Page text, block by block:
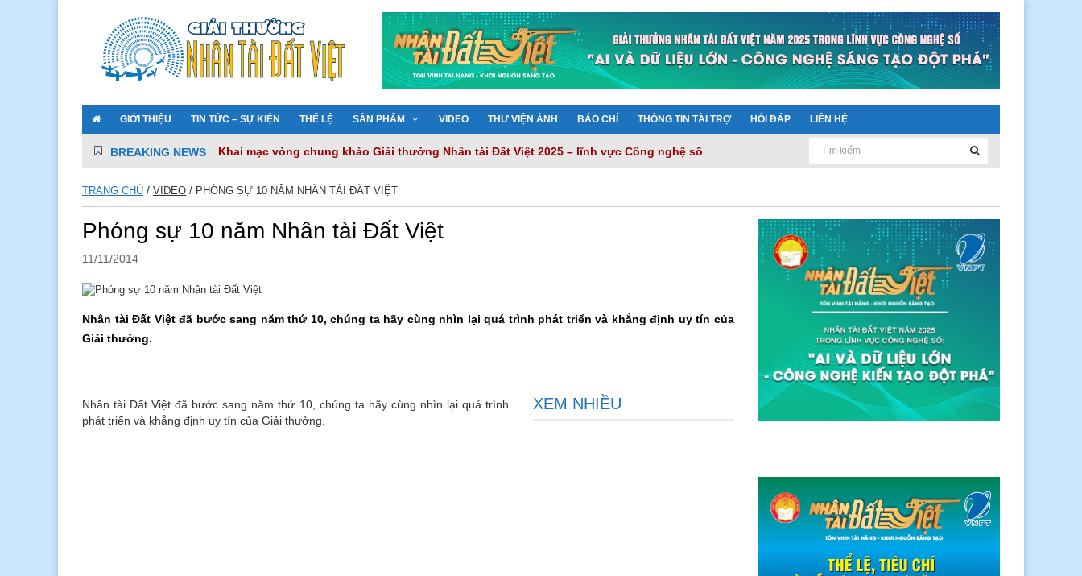
GIỚI THIỆU TIN TỨC – SỰ KIỆN THỂ LỆ SẢN PHẨM VIDEO THƯ VIỆN ẢNH BÁO CHÍ THÔNG TIN TÀI TRỢ HỎI ĐÁP LIÊN HỆ
BREAKING NEWS
Khai mạc vòng chung khảo Giải thưởng Nhân tài Đất Việt 2025 – lĩnh vực Công nghệ số
VNPT – hai thập kỷ đồng hành, kiến tạo sức mạnh Nhân tài Đất Việt
VNPT iKNOW – Trợ lý số kiến tạo nền tảng tri thức thông minh cho chuyển đổi số quốc gia
Camera make in Vietnam giải quyết nỗi lo về bảo mật dữ liệu
TRANG CHỦ / VIDEO / PHÓNG SỰ 10 NĂM NHÂN TÀI ĐẤT VIỆT
Phóng sự 10 năm Nhân tài Đất Việt
11/11/2014
Nhân tài Đất Việt đã bước sang năm thứ 10, chúng ta hãy cùng nhìn lại quá trình phát triển và khẳng định uy tín của
Giải thưởng.
Nhân tài Đất Việt đã bước sang năm thứ 10, chúng ta hãy cùng nhìn lại quá trình
phát triển và khẳng định uy tín của Giải thưởng.
XEM NHIỀU